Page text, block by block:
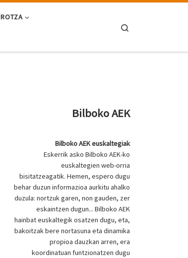
Bilboko AEK
Bilboko AEK euskaltegiak
Eskerrik asko Bilboko AEK-ko
euskaltegien web-orria
bisitatzeagatik. Hemen, espero dugu
behar duzun informazioa aurkitu ahalko
duzula: nortzuk garen, non gauden, zer
eskaintzen dugun... Bilboko AEK
hainbat euskaltegik osatzen dugu, eta,
bakoitzak bere nortasuna eta dinamika
propioa dauzkan arren, era
koordinatuan funtzionatzen dugu